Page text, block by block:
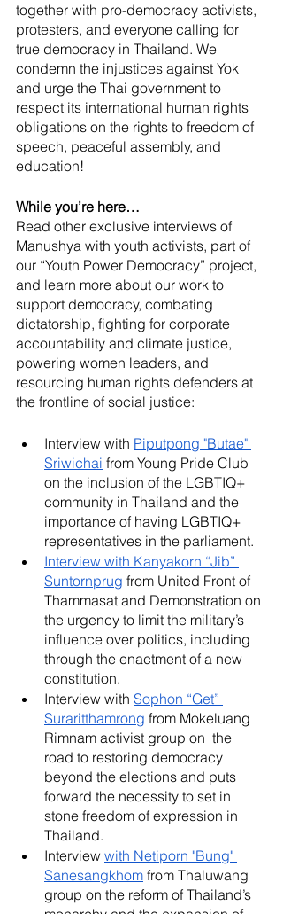
together with pro-democracy activists,
protesters, and everyone calling for
true democracy in Thailand. We
condemn the injustices against Yok
and urge the Thai government to
respect its international human rights
obligations on the rights to freedom of
speech, peaceful assembly, and
education!
While you’re here…
Read other exclusive interviews of
Manushya with youth activists, part of
our “Youth Power Democracy” project,
and learn more about our work to
support democracy, combating
dictatorship, fighting for corporate
accountability and climate justice,
powering women leaders, and
resourcing human rights defenders at
the frontline of social justice:
Interview with Piputpong "Butae"
Sriwichai from Young Pride Club
on the inclusion of the LGBTIQ+
community in Thailand and the
importance of having LGBTIQ+
representatives in the parliament.
Interview with Kanyakorn “Jib”
Suntornprug from United Front of
Thammasat and Demonstration on
the urgency to limit the military’s
influence over politics, including
through the enactment of a new
constitution.
Interview with Sophon “Get”
Suraritthamrong from Mokeluang
Rimnam activist group on  the
road to restoring democracy
beyond the elections and puts
forward the necessity to set in
stone freedom of expression in
Thailand.
Interview with Netiporn "Bung"
Sanesangkhom from Thaluwang
group on the reform of Thailand’s